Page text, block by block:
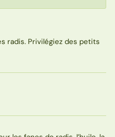
radis. Privilégiez des petits